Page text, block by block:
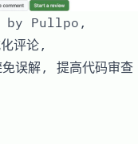
by Pullpo,
评论,
误解, 提高代码审查